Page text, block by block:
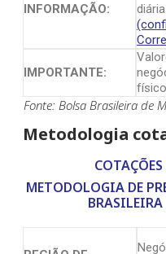
INFORMAÇÃO:
IMPORTANTE:
Fonte: Bolsa Brasileira de
Metodologia
METODOLOGIA DE
BRASILEIRA